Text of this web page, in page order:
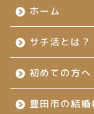
ホーム
サチ活とは？
初めての方
豊田市の結